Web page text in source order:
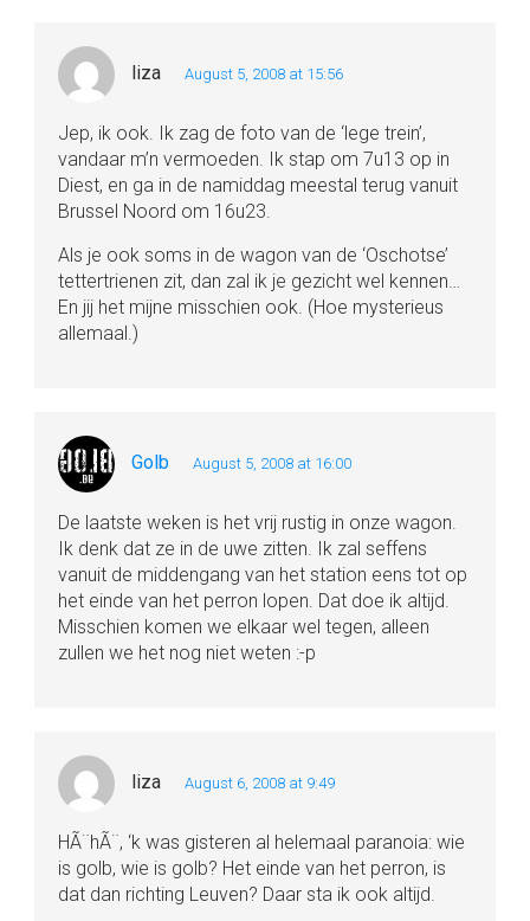
liza August 5, 2008 at 15:56
Jep, ik ook. Ik zag de foto van de ‘lege trein’,
vandaar m’n vermoeden. Ik stap om 7u13 op in
Diest, en ga in de namiddag meestal terug vanuit
Brussel Noord om 16u23.
Als je ook soms in de wagon van de ‘Oschotse’
tettertrienen zit, dan zal ik je gezicht wel kennen…
En jij het mijne misschien ook. (Hoe mysterieus
allemaal.)
Golb August 5, 2008 at 16:00
De laatste weken is het vrij rustig in onze wagon.
Ik denk dat ze in de uwe zitten. Ik zal seffens
vanuit de middengang van het station eens tot op
het einde van het perron lopen. Dat doe ik altijd.
Misschien komen we elkaar wel tegen, alleen
zullen we het nog niet weten :-p
liza August 6, 2008 at 9:49
HÃ¨hÃ¨, ‘k was gisteren al helemaal paranoia: wie
is golb, wie is golb? Het einde van het perron, is
dat dan richting Leuven? Daar sta ik ook altijd.